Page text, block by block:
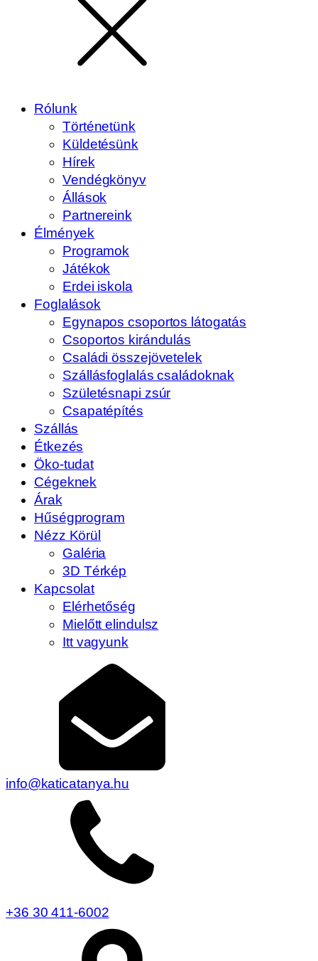
Rólunk
Történetünk
Küldetésünk
Hírek
Vendégkönyv
Állások
Partnereink
Élmények
Programok
Játékok
Erdei iskola
Foglalások
Egynapos csoportos látogatás
Csoportos kirándulás
Családi összejövetelek
Szállásfoglalás családoknak
Születésnapi zsúr
Csapatépítés
Szállás
Étkezés
Öko-tudat
Cégeknek
Árak
Hűségprogram
Nézz Körül
Galéria
3D Térkép
Kapcsolat
Elérhetőség
Mielőtt elindulsz
Itt vagyunk
info@katicatanya.hu
+36 30 411-6002